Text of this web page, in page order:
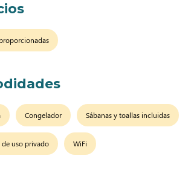
Congelador Sábanas y toallas incluidas
de uso privado WiFi